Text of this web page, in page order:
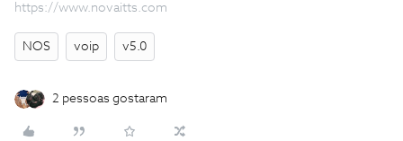
https://www.novaitts.com
NOS voip v5.0
2 pessoas gostaram